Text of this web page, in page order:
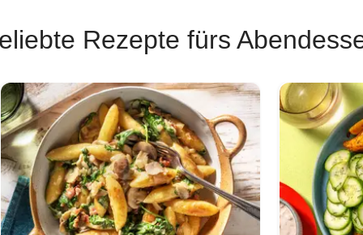
Rezepte fürs